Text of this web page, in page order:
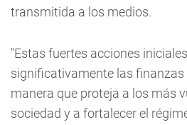
transmitida a los medios.
"Estas fuertes acciones
significativamente las finanzas
manera que proteja a los más
sociedad y a fortalecer el